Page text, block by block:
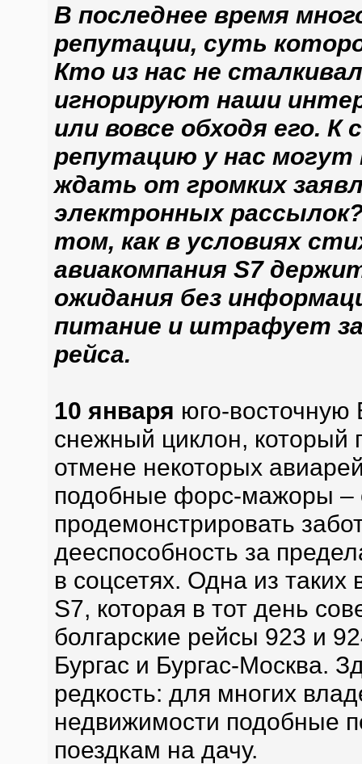
В последнее время
репутации, суть
Кто из нас не
игнорируют наши
или вовсе обходя его.
репутацию у нас могут
ждать от громких
электронных
том, как в условиях
авиакомпания S7
ожидания без
питание и штрафует
рейса.
10 января юго-
снежный циклон, который
отмене некоторых
подобные форс-мажоры –
продемонстрировать
дееспособность за
в соцсетях. Одна из
S7, которая в тот день
болгарские рейсы 923 и
Бургас и Бургас-Москва.
редкость: для многих
недвижимости подобные
поездкам на дачу.